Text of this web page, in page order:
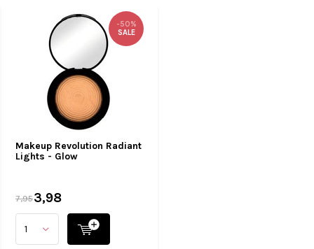
Makeup Revolution Radiant
Lights - Glow
-50%
SALE
7,953,98